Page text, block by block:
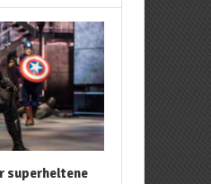
superheltene